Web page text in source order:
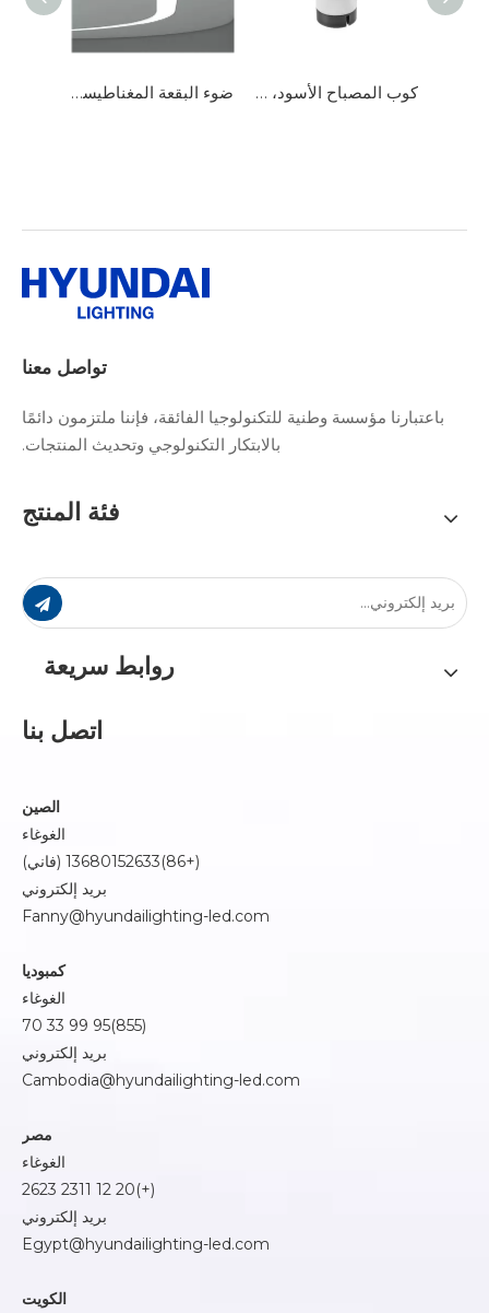
ضوء البقعة المغناطيسية كوب المصباح الأسود، تسليط الضوء مع تأثير جيد مضاد للانبهار
تواصل معنا
باعتبارنا مؤسسة وطنية للتكنولوجيا الفائقة، فإننا ملتزمون دائمًا
بالابتكار التكنولوجي وتحديث المنتجات.
فئة المنتج
روابط سريعة
اتصل بنا
الصين
الغوغاء
(+86)13680152633 (فاني)
بريد إلكتروني
Fanny@hyundailighting-led.com
كمبوديا
الغوغاء
(855)95 99 33 70
بريد إلكتروني
Cambodia@hyundailighting-led.com
مصر
الغوغاء
(+)20 12 2311 2623
بريد إلكتروني
Egypt@hyundailighting-led.com
الكويت